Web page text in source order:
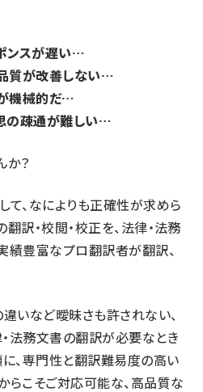
ンスが遅い…
質が改善しない…
機械的だ…
の疎通が難しい…
か？
、なによりも正確性が求めら
訳・校閲・校正を、法律・法務
績豊富なプロ翻訳者が翻訳、
いなど曖昧さも許されない、
法務文書の翻訳が必要なとき
、専門性と翻訳難易度の高い
らこそご対応可能な、高品質な